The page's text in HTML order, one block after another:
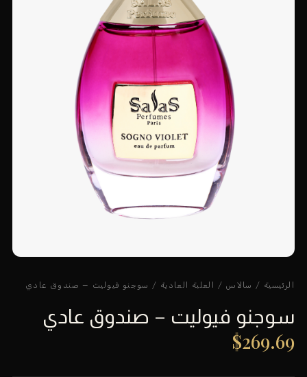
الرئيسية / سالاس / العلبة العادية / سوجنو فيوليت – صندوق عادي
سوجنو فيوليت – صندوق عادي
$269.69